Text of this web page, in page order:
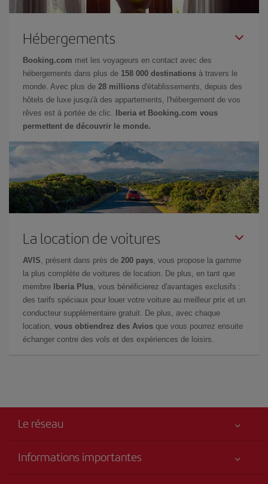
Hébergements
Booking.com met les voyageurs en contact avec des
hébergements dans plus de 158 000 destinations à travers le
monde. Avec plus de 28 millions d'établissements, depuis des
hôtels de luxe jusqu'à des appartements, l'hébergement de vos
rêves est à portée de clic.
Iberia et Booking.com vous
permettent de découvrir le monde.
La location de voitures
AVIS, présent dans près de 200 pays, vous propose la gamme
la plus complète de voitures de location. De plus, en tant que
membre
Iberia Plus, vous bénéficierez d'avantages exclusifs :
des tarifs spéciaux pour louer votre voiture au meilleur prix et un
conducteur supplémentaire gratuit. De plus, avec chaque
location, vous obtiendrez des Avios que vous pourrez ensuite
échanger contre des vols et des expériences de loisirs.
Le réseau
Informations importantes